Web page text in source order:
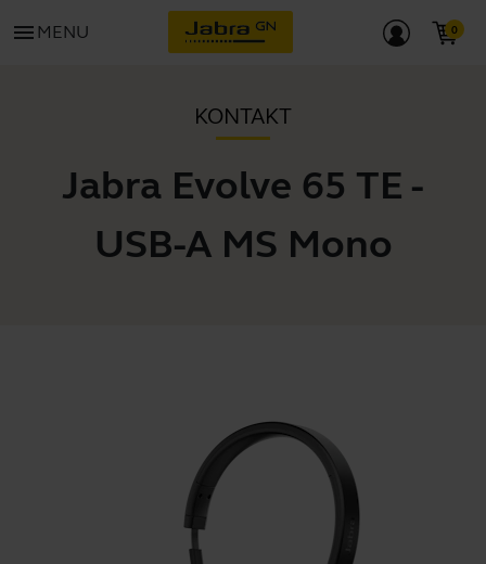
menu MENU
KONTAKT
Jabra Evolve 65 TE -
USB-A MS Mono